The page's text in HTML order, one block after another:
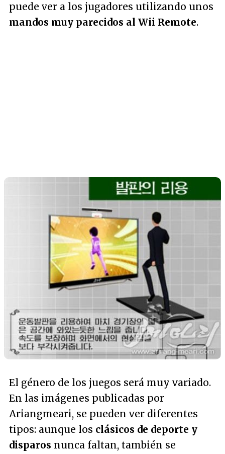
puede ver a los jugadores utilizando unos
mandos muy parecidos al Wii Remote.
El género de los juegos será muy variado.
En las imágenes publicadas por
Ariangmeari, se pueden ver diferentes
tipos: aunque los clásicos de deporte y
disparos nunca faltan, también se